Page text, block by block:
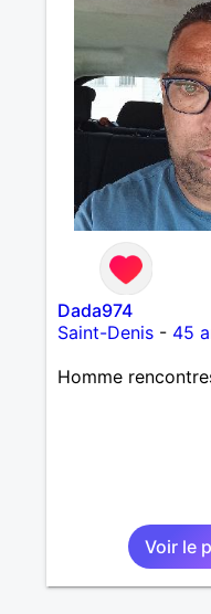
Dada974
Saint-Denis- 45
Homme
Voir le